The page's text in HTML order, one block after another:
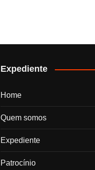
Expediente
Home
Quem somos
Expediente
Patrocínio